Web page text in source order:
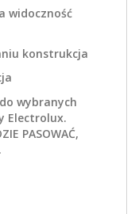
widoczność
konstrukcja
wybranych
Electrolux.
PASOWAĆ,